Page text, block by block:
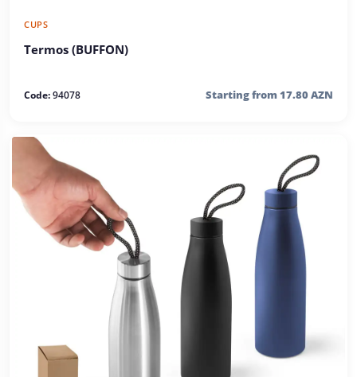
CUPS
Termos (BUFFON)
Code:94078 Starting from 17.80 AZN